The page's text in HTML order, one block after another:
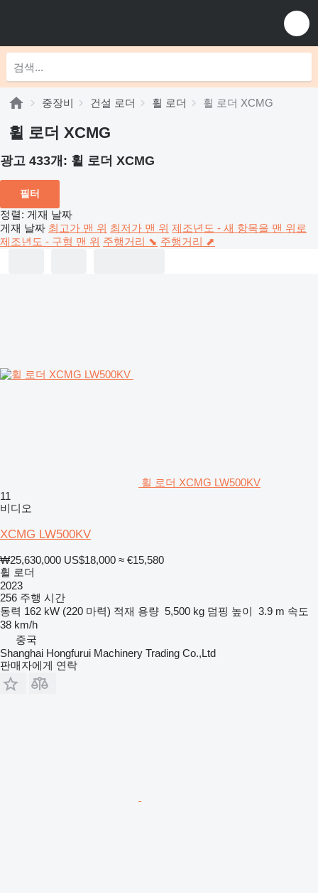
중장비 건설 로더 휠 로더 휠 로더 XCMG
휠 로더 XCMG
광고 433개: 휠 로더 XCMG
필터
정렬: 게재 날짜
게재 날짜 최고가 맨 위 최저가 맨 위 제조년도 - 새 항목을 맨 위로
제조년도 - 구형 맨 위 주행거리 ⬊ 주행거리 ⬈
휠 로더 XCMG LW500KV
11
비디오
XCMG LW500KV
₩25,630,000 US$18,000 ≈ €15,580
휠 로더
2023
256 주행 시간
동력 162 kW (220 마력) 적재 용량 5,500 kg 덤핑 높이 3.9 m 속도
38 km/h
중국
Shanghai Hongfurui Machinery Trading Co.,Ltd
판매자에게 연락